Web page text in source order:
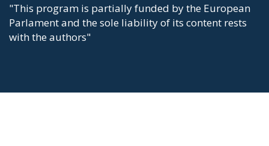
"This program is partially funded by the European
Parlament and the sole liability of its content rests
with the authors"